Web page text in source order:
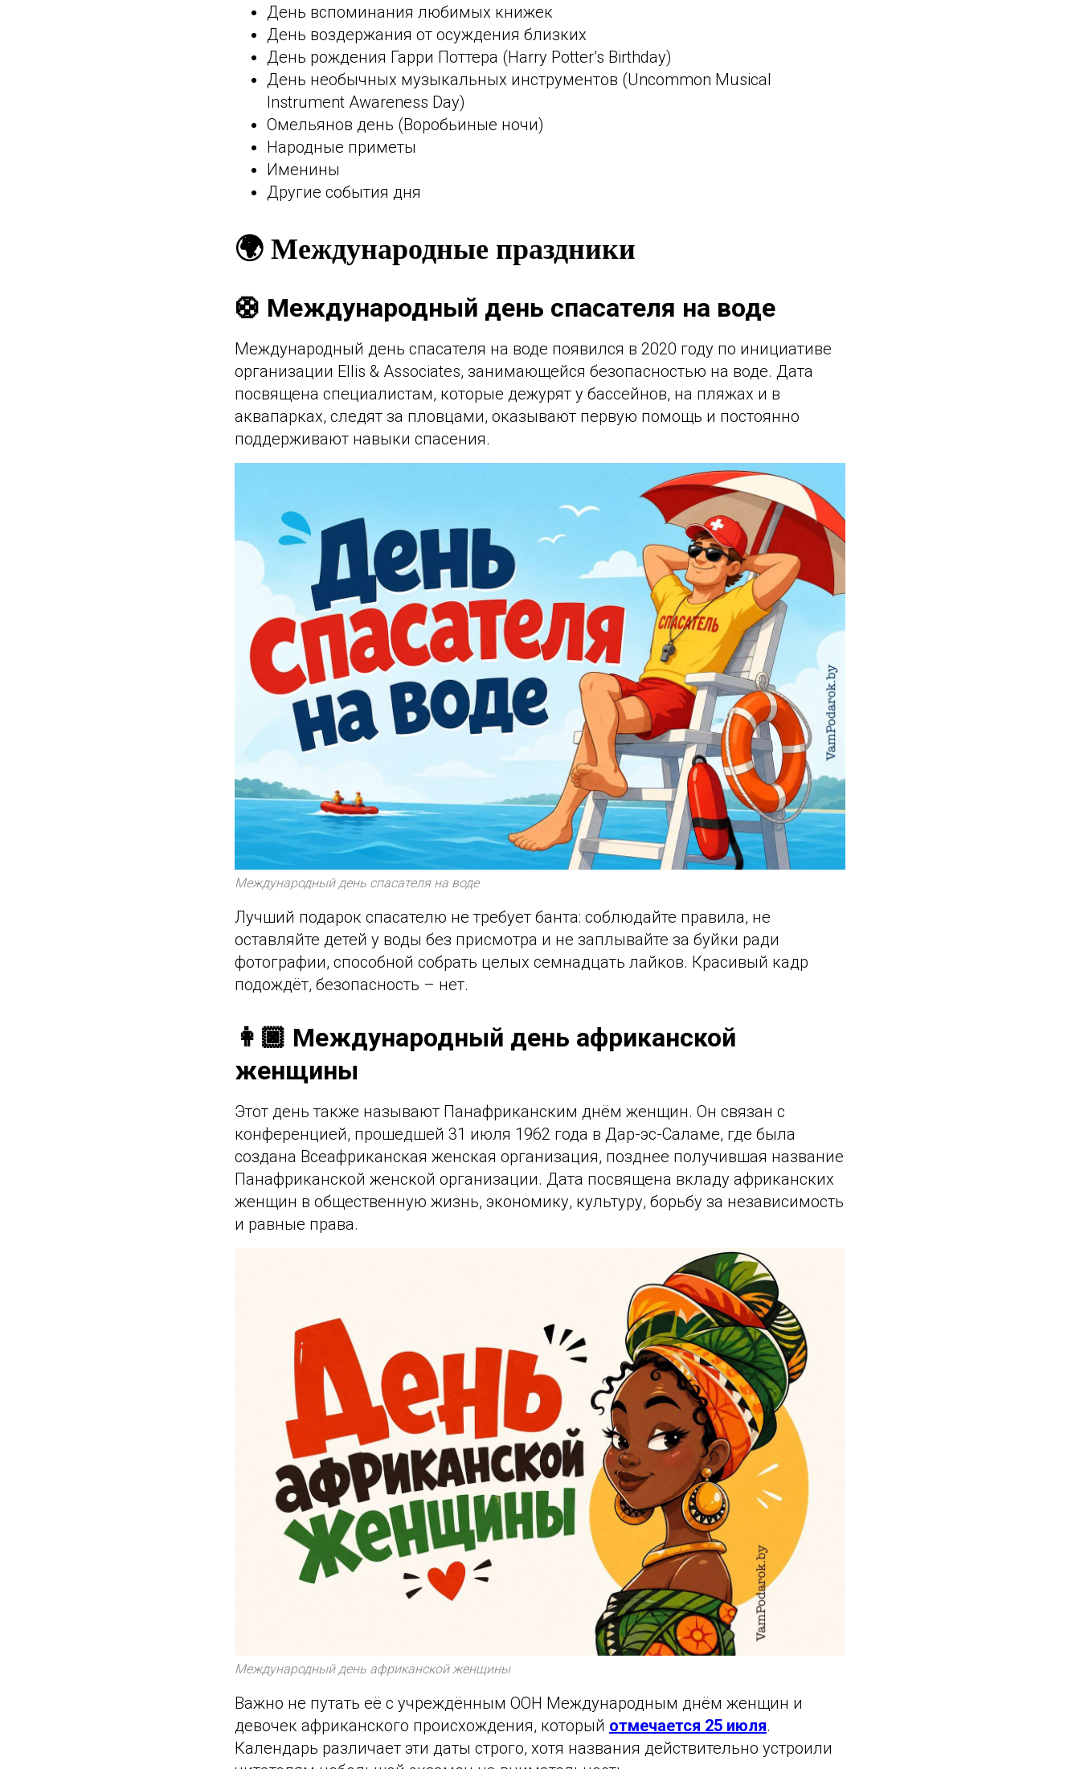
День вспоминания любимых книжек
День воздержания от осуждения близких
День рождения Гарри Поттера (Harry Potter’s Birthday)
День необычных музыкальных инструментов (Uncommon Musical
Instrument Awareness Day)
Омельянов день (Воробьиные ночи)
Народные приметы
Именины
Другие события дня
🌍 Международные праздники
🛟 Международный день спасателя на воде
Международный день спасателя на воде появился в 2020 году по инициативе
организации Ellis & Associates, занимающейся безопасностью на воде. Дата
посвящена специалистам, которые дежурят у бассейнов, на пляжах и в
аквапарках, следят за пловцами, оказывают первую помощь и постоянно
поддерживают навыки спасения.
Международный день спасателя на воде
Лучший подарок спасателю не требует банта: соблюдайте правила, не
оставляйте детей у воды без присмотра и не заплывайте за буйки ради
фотографии, способной собрать целых семнадцать лайков. Красивый кадр
подождёт, безопасность – нет.
👩🏿 Международный день африканской
женщины
Этот день также называют Панафриканским днём женщин. Он связан с
конференцией, прошедшей 31 июля 1962 года в Дар-эс-Саламе, где была
создана Всеафриканская женская организация, позднее получившая название
Панафриканской женской организации. Дата посвящена вкладу африканских
женщин в общественную жизнь, экономику, культуру, борьбу за независимость
и равные права.
Международный день африканской женщины
Важно не путать её с учреждённым ООН Международным днём женщин и
девочек африканского происхождения, который отмечается 25 июля.
Календарь различает эти даты строго, хотя названия действительно устроили